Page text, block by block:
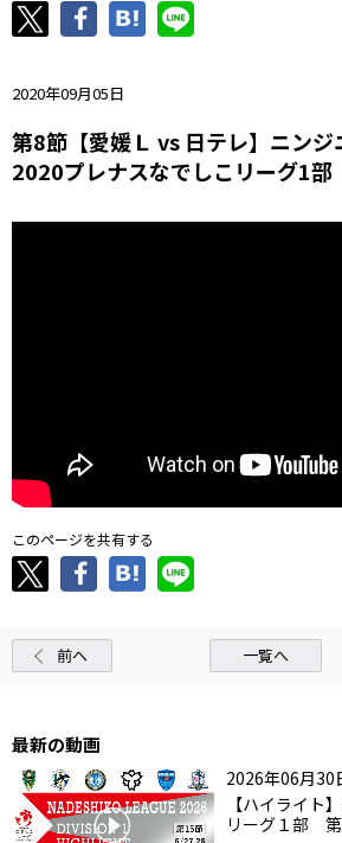
ニッパツ
2020年09月05日
第8節【愛媛Ｌ vs 日テレ】ニンジ
2020プレナスなでしこリーグ1部
このページを共有する
前へ 一覧へ
最新の動画
2026年06月30
【ハイライト
リーグ１部